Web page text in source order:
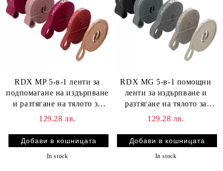
RDX MP 5-в-1 ленти за
подпомагане на издърпване
и разтягане на тялото за
тренировка със съпротива
129.28 лв.
In stock
RDX MG 5-в-1 помощни
ленти за издърпване и
разтягане на тялото за
тренировка със съпротива
129.28 лв.
In stock